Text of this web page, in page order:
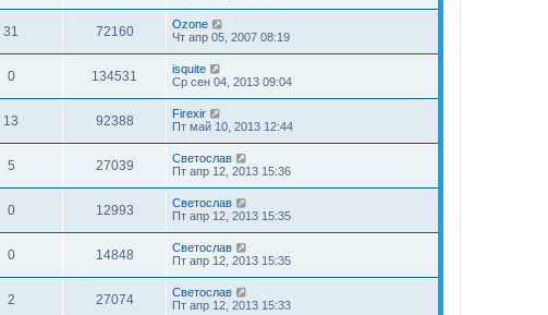
31 72160
Ozone
Чт апр 05, 2007 08:19
0 134531
isquite
Ср сен 04, 2013 09:04
13 92388
Firexir
Пт май 10, 2013 12:44
5 27039
Светослав
Пт апр 12, 2013 15:36
0 12993
Светослав
Пт апр 12, 2013 15:35
0 14848
Светослав
Пт апр 12, 2013 15:35
2 27074
Светослав
Пт апр 12, 2013 15:33